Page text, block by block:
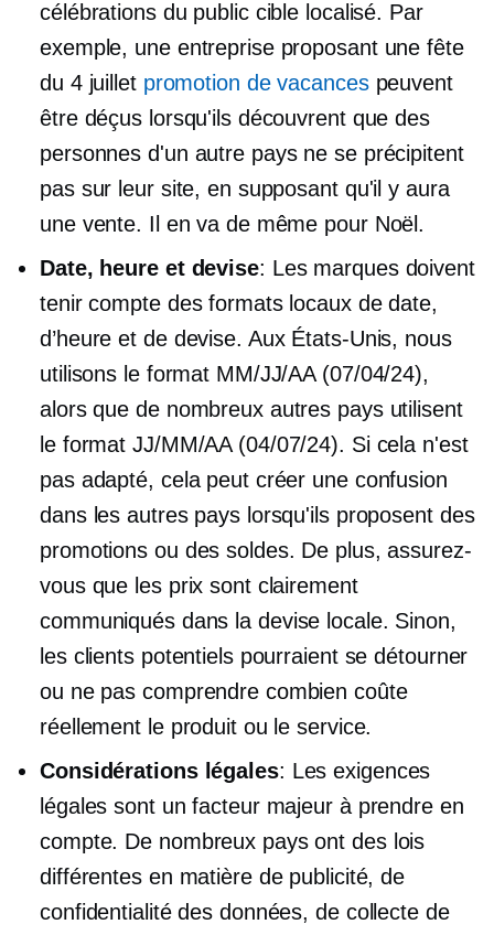
célébrations du public cible localisé. Par
exemple, une entreprise proposant une fête
du 4 juillet promotion de vacancespeuvent
être déçus lorsqu'ils découvrent que des
personnes d'un autre pays ne se précipitent
pas sur leur site, en supposant qu'il y aura
une vente. Il en va de même pour Noël.
Date, heure et devise: Les marques doivent
tenir compte des formats locaux de date,
d’heure et de devise. Aux États-Unis, nous
utilisons le format MM/JJ/AA (07/04/24),
alors que de nombreux autres pays utilisent
le format JJ/MM/AA (04/07/24). Si cela n'est
pas adapté, cela peut créer une confusion
dans les autres pays lorsqu'ils proposent des
promotions ou des soldes. De plus, assurez-
vous que les prix sont clairement
communiqués dans la devise locale. Sinon,
les clients potentiels pourraient se détourner
ou ne pas comprendre combien coûte
réellement le produit ou le service.
Considérations légales: Les exigences
légales sont un facteur majeur à prendre en
compte. De nombreux pays ont des lois
différentes en matière de publicité, de
confidentialité des données, de collecte de